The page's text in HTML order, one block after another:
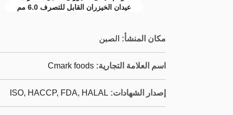
عيدان الخيزران القابل للتصرف 6.0 مم
مكان المنشأ: الصين
اسم العلامة التجارية: Cmark foods
إصدار الشهادات: ISO, HACCP, FDA, HALAL